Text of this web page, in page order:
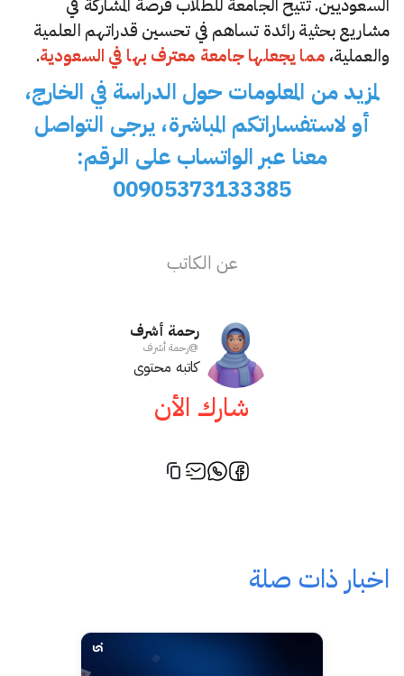
السعوديين. تتيح الجامعة للطلاب فرصة المشاركة في
مشاريع بحثية رائدة تساهم في تحسين قدراتهم العلمية
والعملية، مما يجعلها جامعة معترف بها في السعودية.
لمزيد من المعلومات حول الدراسة في الخارج،
أو لاستفساراتكم المباشرة، يرجى التواصل
معنا عبر الواتساب على الرقم:
00905373133385
عن الكاتب
رحمة أشرف
@رحمة أشرف
كاتبه محتوى
شارك الأن
اخبار ذات صلة